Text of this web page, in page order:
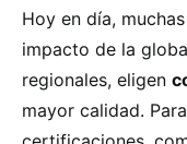
Hoy en día,
impacto de la
regionales, eligen
mayor calidad.